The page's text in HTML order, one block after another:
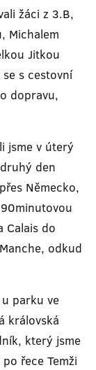
žáci z 3.B,
Michalem
Jitkou
s cestovní
dopravu,
jsme v úterý
den
Německo,
Calais do
odkud
parku ve
královská
který jsme
řece Temži